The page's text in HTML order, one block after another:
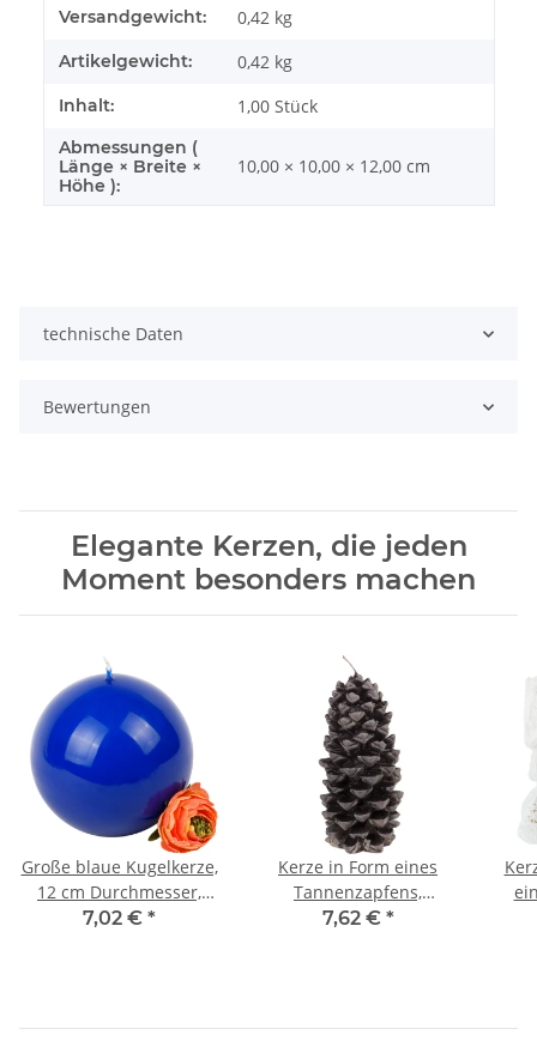
Versandgewicht: 0,42 kg
Artikelgewicht: 0,42 kg
Inhalt: 1,00 Stück
Abmessungen (
Länge × Breite ×
Höhe ):
10,00 × 10,00 × 12,00 cm
technische Daten
Bewertungen
Elegante Kerzen, die jeden
Moment besonders machen
Große blaue Kugelkerze,
12 cm Durchmesser,
Wachskugel in Blau
7,02 € *
Kerze in Form eines
Tannenzapfens,
Figurenkerze,
7,62 € *